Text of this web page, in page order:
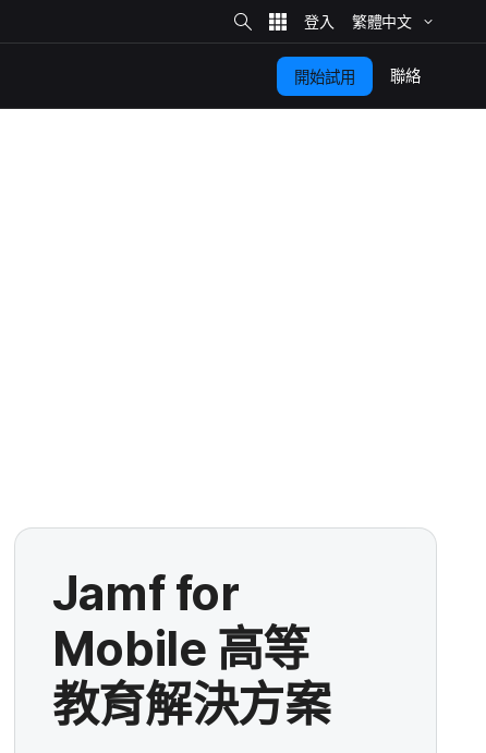
網
站
​搜
繁體​中文
開始​試用 聯絡
Jamf for
Mobile 高等​
教育​解決​方案